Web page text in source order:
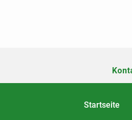
Startseite